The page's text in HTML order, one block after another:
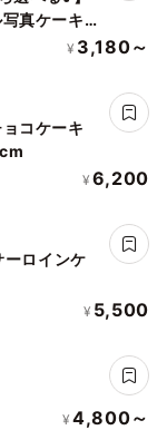
真ケーキ
¥ 3,180～
コケーキ
¥ 6,200
ロインケ
¥ 5,500
¥ 4,800～